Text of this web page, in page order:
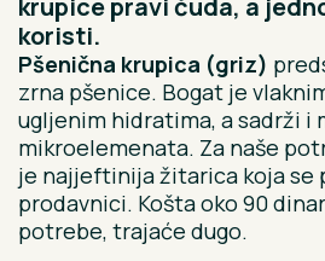
krupice pravi čuda, a
koristi.
Pšenična krupica (griz)
zrna pšenice. Bogat je
ugljenim hidratima, a sadrži i
mikroelemenata. Za naše
je najjeftinija žitarica koja se
prodavnici. Košta oko 90
potrebe, trajaće dugo.